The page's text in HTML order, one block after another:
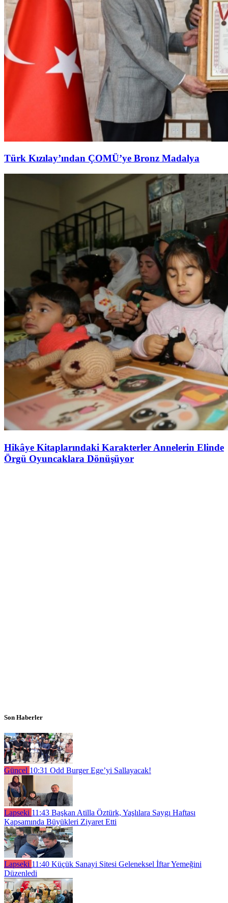
Türk Kızılay’ından ÇOMÜ’ye Bronz Madalya
Hikâye Kitaplarındaki Karakterler Annelerin Elinde
Örgü Oyuncaklara Dönüşüyor
Son Haberler
Güncel 10:31 Odd Burger Ege’yi Sallayacak!
Lapseki 11:43 Başkan Atilla Öztürk, Yaşlılara Saygı Haftası
Kapsamında Büyükleri Ziyaret Etti
Lapseki 11:40 Küçük Sanayi Sitesi Geleneksel İftar Yemeğini
Düzenledi